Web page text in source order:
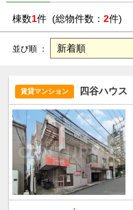
棟数1件 (総物件数： 2件)
並び順 ：
賃貸マンション 四谷ハウス